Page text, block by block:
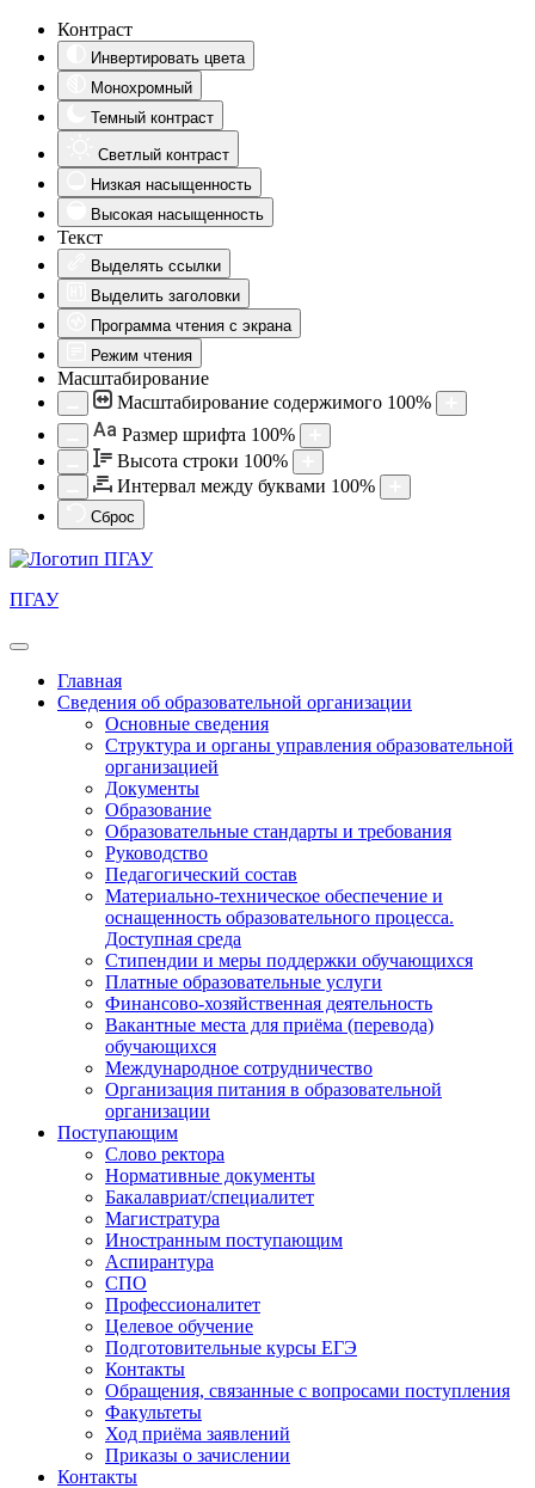
Контраст
Инвертировать цвета
Монохромный
Темный контраст
Светлый контраст
Низкая насыщенность
Высокая насыщенность
Текст
Выделять ссылки
Выделить заголовки
Программа чтения с экрана
Режим чтения
Масштабирование
Масштабирование содержимого 100%
Aa Размер шрифта 100%
Высота строки 100%
Интервал между буквами 100%
Сброс
ПГАУ
Главная
Сведения об образовательной организации
Основные сведения
Структура и органы управления образовательной
организацией
Документы
Образование
Образовательные стандарты и требования
Руководство
Педагогический состав
Материально-техническое обеспечение и
оснащенность образовательного процесса.
Доступная среда
Стипендии и меры поддержки обучающихся
Платные образовательные услуги
Финансово-хозяйственная деятельность
Вакантные места для приёма (перевода)
обучающихся
Международное сотрудничество
Организация питания в образовательной
организации
Поступающим
Слово ректора
Нормативные документы
Бакалавриат/специалитет
Магистратура
Иностранным поступающим
Аспирантура
СПО
Профессионалитет
Целевое обучение
Подготовительные курсы ЕГЭ
Контакты
Обращения, связанные с вопросами поступления
Факультеты
Ход приёма заявлений
Приказы о зачислении
Контакты